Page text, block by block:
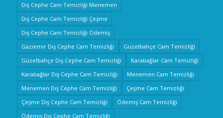
Dış Cephe Cam Temizliği Menemen
Dış Cephe Cam Temizliği Çeşme
Dış Cephe Cam Temizliği Ödemiş
Gaziemir Dış Cephe Cam Temizliği
Güzelbahçe Cam Temizliği
Güzelbahçe Dış Cephe Cam Temizliği
Karabağlar Cam Temizliği
Karabağlar Dış Cephe Cam Temizliği
Menemen Cam Temizliği
Menemen Dış Cephe Cam Temizliği
Çeşme Cam Temizliği
Çeşme Dış Cephe Cam Temizliği
Ödemiş Cam Temizliği
Ödemiş Dış Cephe Cam Temizliği